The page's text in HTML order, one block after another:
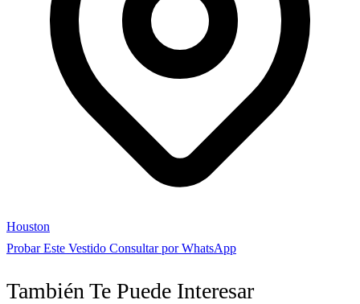
Houston
Probar Este Vestido Consultar por WhatsApp
También Te Puede Interesar